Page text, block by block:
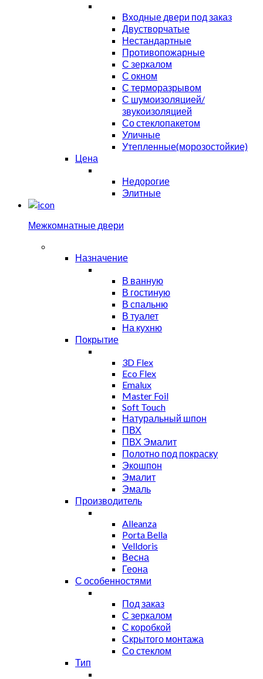
Входные двери под заказ
Двустворчатые
Нестандартные
Противопожарные
С зеркалом
С окном
С терморазрывом
С шумоизоляцией/
звукоизоляцией
Со стеклопакетом
Уличные
Утепленные(морозостойкие)
Цена
Недорогие
Элитные
Межкомнатные двери
Назначение
В ванную
В гостиную
В спальню
В туалет
На кухню
Покрытие
3D Flex
Eco Flex
Emalux
Master Foil
Soft Touch
Натуральный шпон
ПВХ
ПВХ Эмалит
Полотно под покраску
Экошпон
Эмалит
Эмаль
Производитель
Alleanza
Porta Bella
Velldoris
Весна
Геона
С особенностями
Под заказ
С зеркалом
С коробкой
Скрытого монтажа
Со стеклом
Тип